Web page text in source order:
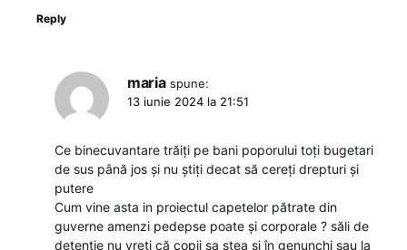
Reply
maria spune:
13 iunie 2024 la 21:51
Ce binecuvantare trăiți pe bani poporului toți bugetari
de sus până jos și nu știți decat să cereți drepturi și
putere
Cum vine asta in proiectul capetelor pătrate din
guverne amenzi pedepse poate și corporale ? săli de
detenție nu vreți că copii sa stea și în genunchi sau la